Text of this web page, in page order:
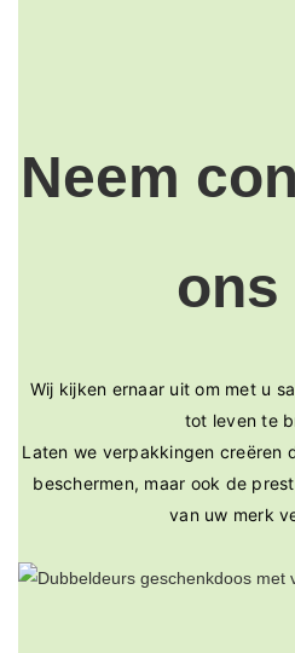
Neem
ons
Wij kijken ernaar uit om met u
tot leven te
Laten we verpakkingen creëren
beschermen, maar ook de
van uw merk